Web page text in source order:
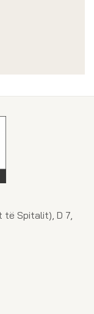
të Spitalit), D 7,